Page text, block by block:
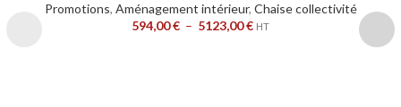
Promotions, Aménagement intérieur, Chaise collectivité
594,00€ – 5123,00€ HT